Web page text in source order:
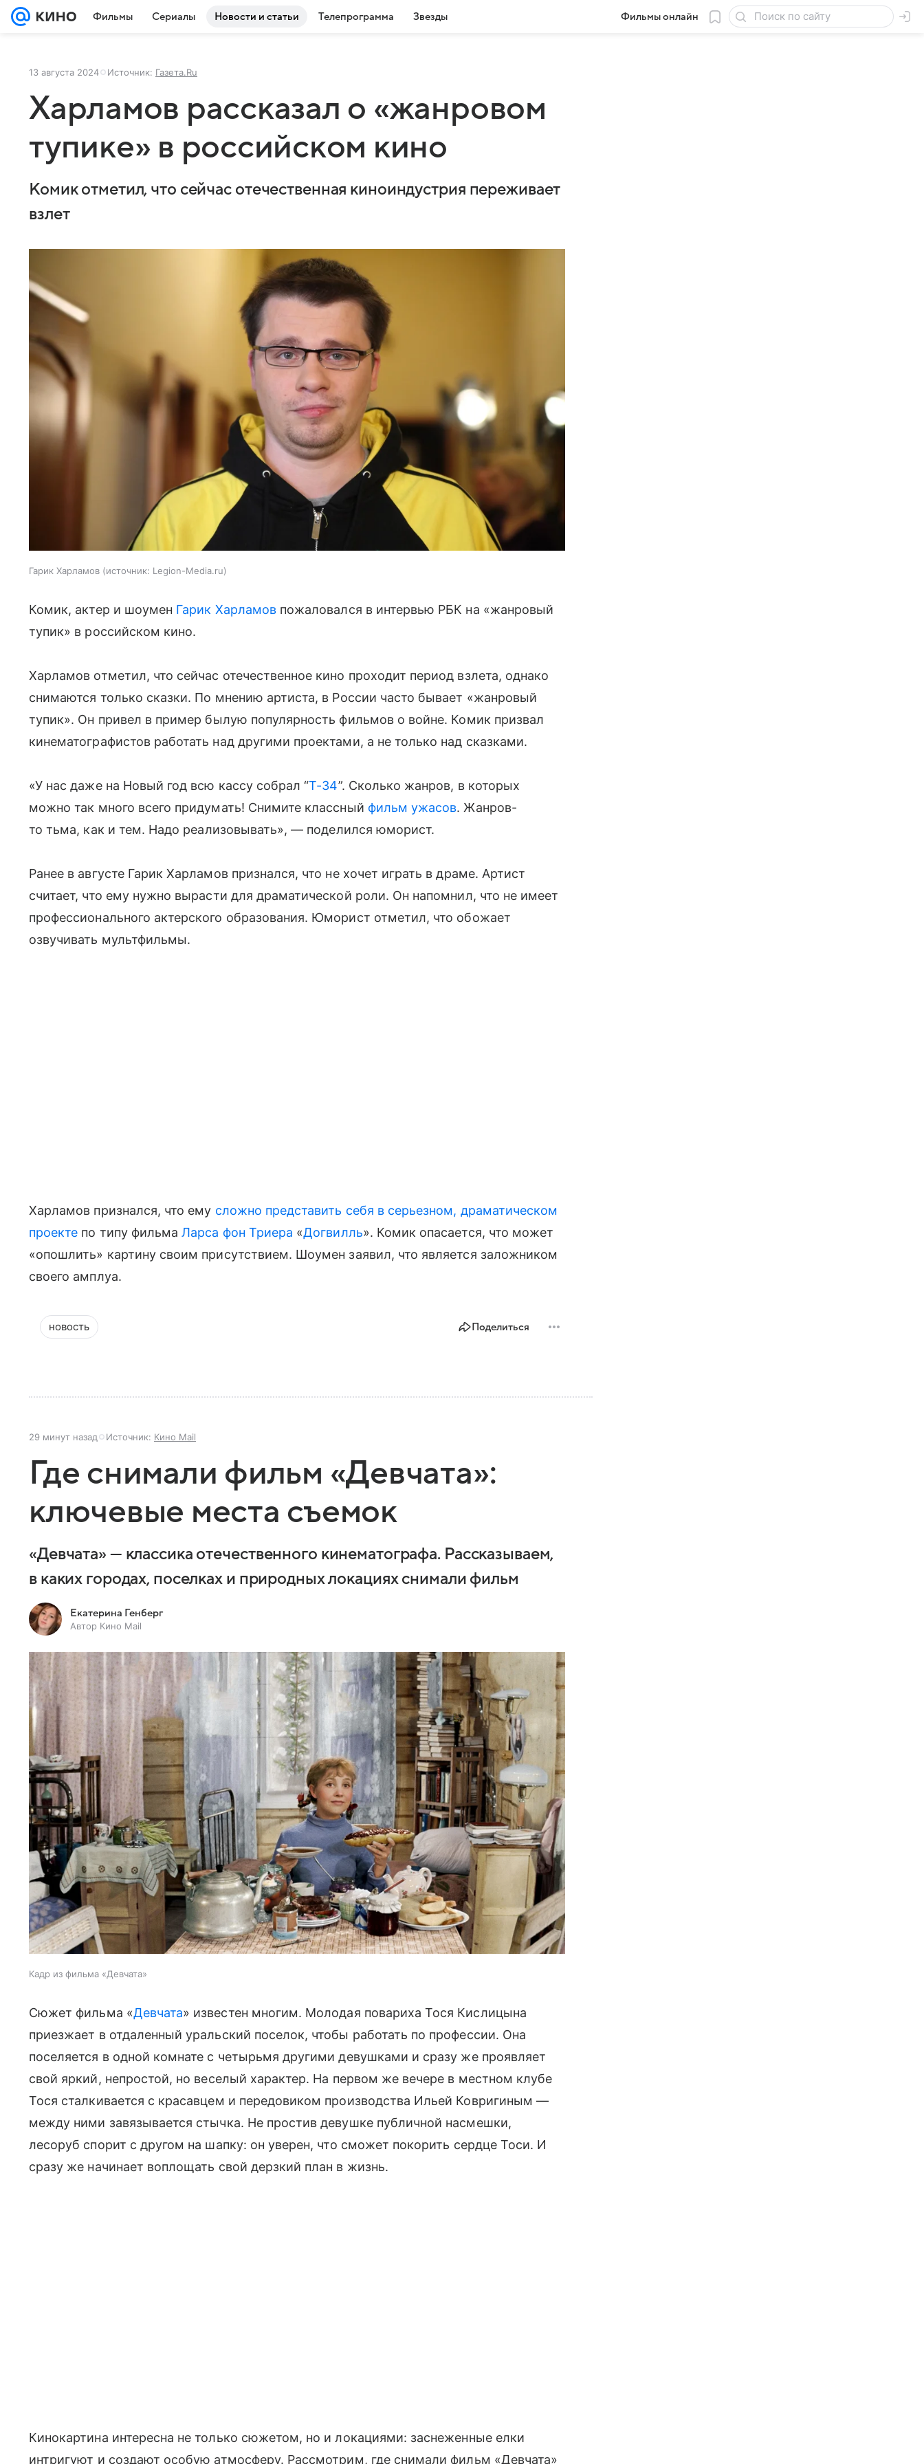
Фильмы Сериалы Новости и статьи Телепрограмма Звезды Фильмы онлайн
13 августа 2024 Источник: Газета.Ru
Харламов рассказал о «жанровом
тупике» в российском кино
Комик отметил, что сейчас отечественная киноиндустрия переживает
взлет
Гарик Харламов источник: Legion-Media.ru
Комик, актер и шоумен Гарик Харламовпожаловался в интервью РБК на «жанровый
тупик» в российском кино.
Харламов отметил, что сейчас отечественное кино проходит период взлета, однако
снимаются только сказки. По мнению артиста, в России часто бывает «жанровый
тупик». Он привел в пример былую популярность фильмов о войне. Комик призвал
кинематографистов работать над другими проектами, а не только над сказками.
«У нас даже на Новый год всю кассу собрал “Т-34”. Сколько жанров, в которых
можно так много всего придумать! Снимите классный фильм ужасов. Жанров-
то тьма, как и тем. Надо реализовывать», — поделился юморист.
Ранее в августе Гарик Харламов признался, что не хочет играть в драме. Артист
считает, что ему нужно вырасти для драматической роли. Он напомнил, что не имеет
профессионального актерского образования. Юморист отметил, что обожает
озвучивать мультфильмы.
Харламов признался, что ему сложно представить себя в серьезном, драматическом
проекте по типу фильмаЛарса фон Триера «Догвилль». Комик опасается, что может
«опошлить» картину своим присутствием. Шоумен заявил, что является заложником
своего амплуа.
новость Поделиться
29 минут назад Источник: Кино Mail
Где снимали фильм «Девчата»:
ключевые места съемок
«Девчата» — классика отечественного кинематографа. Рассказываем,
в каких городах, поселках и природных локациях снимали фильм
Екатерина Генберг
Автор Кино Mail
Кадр из фильма «Девчата»
Сюжет фильма «Девчата» известен многим. Молодая повариха Тося Кислицына
приезжает в отдаленный уральский поселок, чтобы работать по профессии. Она
поселяется в одной комнате с четырьмя другими девушками и сразу же проявляет
свой яркий, непростой, но веселый характер. На первом же вечере в местном клубе
Тося сталкивается с красавцем и передовиком производства Ильей Ковригиным —
между ними завязывается стычка. Не простив девушке публичной насмешки,
лесоруб спорит с другом на шапку: он уверен, что сможет покорить сердце Тоси. И
сразу же начинает воплощать свой дерзкий план в жизнь.
Кинокартина интересна не только сюжетом, но и локациями: заснеженные елки
интригуют и создают особую атмосферу. Рассмотрим, где снимали фильм «Девчата»